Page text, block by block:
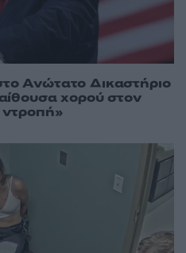
Ανώτατο Δικαστήριο
χορού στον